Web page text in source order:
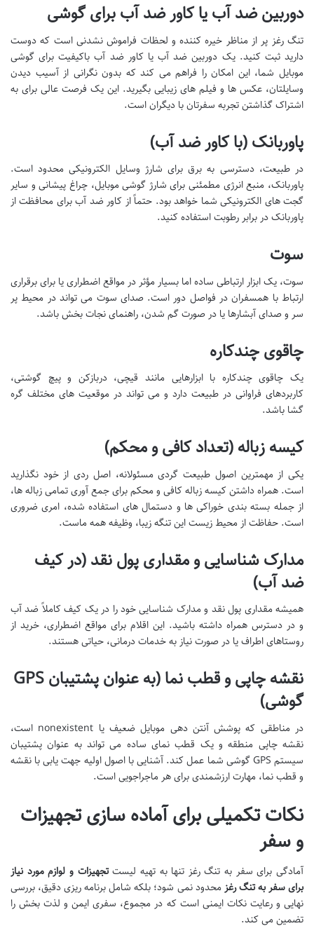
دوربین ضد آب یا کاور ضد آب برای گوشی
تنگ رغز پر از مناظر خیره کننده و لحظات فراموش نشدنی است که دوست
دارید ثبت کنید. یک دوربین ضد آب یا کاور ضد آب باکیفیت برای گوشی
موبایل شما، این امکان را فراهم می کند که بدون نگرانی از آسیب دیدن
وسایلتان، عکس ها و فیلم های زیبایی بگیرید. این یک فرصت عالی برای به
اشتراک گذاشتن تجربه سفرتان با دیگران است.
پاوربانک (با کاور ضد آب)
در طبیعت، دسترسی به برق برای شارژ وسایل الکترونیکی محدود است.
پاوربانک، منبع انرژی مطمئنی برای شارژ گوشی موبایل، چراغ پیشانی و سایر
گجت های الکترونیکی شما خواهد بود. حتماً از کاور ضد آب برای محافظت از
پاوربانک در برابر رطوبت استفاده کنید.
سوت
سوت، یک ابزار ارتباطی ساده اما بسیار مؤثر در مواقع اضطراری یا برای برقراری
ارتباط با همسفران در فواصل دور است. صدای سوت می تواند در محیط پر
سر و صدای آبشارها یا در صورت گم شدن، راهنمای نجات بخش باشد.
چاقوی چندکاره
یک چاقوی چندکاره با ابزارهایی مانند قیچی، دربازکن و پیچ گوشتی،
کاربردهای فراوانی در طبیعت دارد و می تواند در موقعیت های مختلف گره
گشا باشد.
کیسه زباله (تعداد کافی و محکم)
یکی از مهمترین اصول طبیعت گردی مسئولانه، اصل ردی از خود نگذارید
است. همراه داشتن کیسه زباله کافی و محکم برای جمع آوری تمامی زباله ها،
از جمله بسته بندی خوراکی ها و دستمال های استفاده شده، امری ضروری
است. حفاظت از محیط زیست این تنگه زیبا، وظیفه همه ماست.
مدارک شناسایی و مقداری پول نقد (در کیف
ضد آب)
همیشه مقداری پول نقد و مدارک شناسایی خود را در یک کیف کاملاً ضد آب
و در دسترس همراه داشته باشید. این اقلام برای مواقع اضطراری، خرید از
روستاهای اطراف یا در صورت نیاز به خدمات درمانی، حیاتی هستند.
نقشه چاپی و قطب نما (به عنوان پشتیبان GPS
گوشی)
در مناطقی که پوشش آنتن دهی موبایل ضعیف یا nonexistent است،
نقشه چاپی منطقه و یک قطب نمای ساده می تواند به عنوان پشتیبان
سیستم GPS گوشی شما عمل کند. آشنایی با اصول اولیه جهت یابی با نقشه
و قطب نما، مهارت ارزشمندی برای هر ماجراجویی است.
نکات تکمیلی برای آماده سازی تجهیزات
و سفر
آمادگی برای سفر به تنگ رغز تنها به تهیه لیستتجهیزات و لوازم مورد نیاز
برای سفر به تنگ رغز محدود نمی شود؛ بلکه شامل برنامه ریزی دقیق، بررسی
نهایی و رعایت نکات ایمنی است که در مجموع، سفری ایمن و لذت بخش را
تضمین می کند.